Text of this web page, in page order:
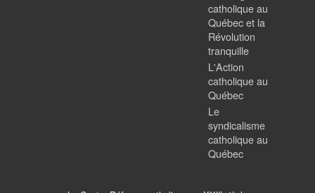
catholique au
Québec et la
Révolution
tranquille
L'Action
catholique au
Québec
Le
syndicalisme
catholique au
Québec